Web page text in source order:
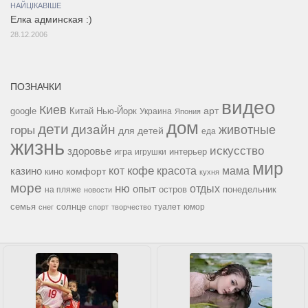
НАЙЦІКАВІШЕ
Елка админская :)
28.12.2006
ПОЗНАЧКИ
google Киев Китай Нью-Йорк Украина Япония арт видео
горы дети дизайн для детей дом еда животные
жизнь здоровье игра игрушки интерьер искусство
казино кино комфорт кот кофе красота кухня мама мир
море на пляже новости ню опыт остров отдых понедельник
семья снег солнце спорт творчество туалет юмор